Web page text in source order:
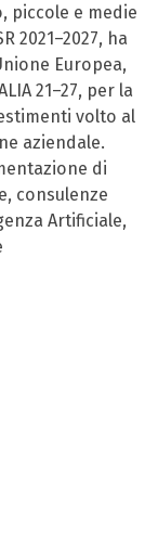
piccole e medie
2021–2027, ha
Europea,
21–27, per la
volto al
aziendale.
di
consulenze
Artificiale,